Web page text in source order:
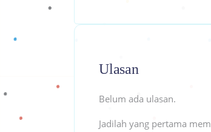
Ulasan
Belum ada ulasan.
Jadilah yang pertama